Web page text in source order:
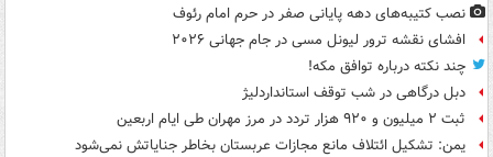
نصب کتیبه‌های دهه پایانی صفر در حرم امام رئوف
افشای نقشه ترور لیونل مسی در جام جهانی ۲۰۲۶
چند نکته درباره توافق مکه!
دبل درگاهی در شب توقف استانداردلیژ
ثبت ۲ میلیون و ۹۲۰ هزار تردد در مرز مهران طی ایام اربعین
یمن: تشکیل ائتلاف مانع مجازات عربستان بخاطر جنایاتش نمی‌شود